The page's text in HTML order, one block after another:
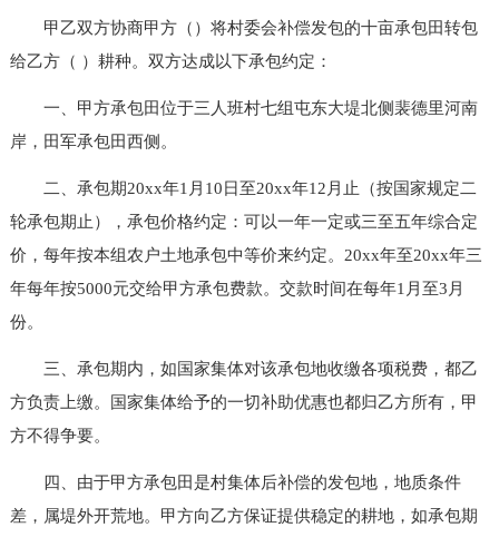
甲乙双方协商甲方（）将村委会补偿发包的十亩承包田转包
给乙方（ ）耕种。双方达成以下承包约定：
一、甲方承包田位于三人班村七组屯东大堤北侧裴德里河南
岸，田军承包田西侧。
二、承包期20xx年1月10日至20xx年12月止（按国家规定二
轮承包期止），承包价格约定：可以一年一定或三至五年综合定
价，每年按本组农户土地承包中等价来约定。20xx年至20xx年三
年每年按5000元交给甲方承包费款。交款时间在每年1月至3月
份。
三、承包期内，如国家集体对该承包地收缴各项税费，都乙
方负责上缴。国家集体给予的一切补助优惠也都归乙方所有，甲
方不得争要。
四、由于甲方承包田是村集体后补偿的发包地，地质条件
差，属堤外开荒地。甲方向乙方保证提供稳定的耕地，如承包期